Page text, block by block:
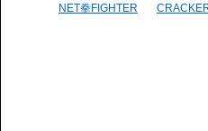
NET拳FIGHTER